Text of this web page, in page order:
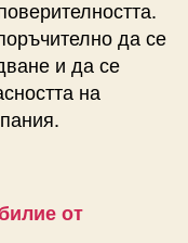
да се
и да се
на
от